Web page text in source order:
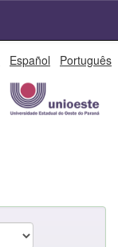
Español Português